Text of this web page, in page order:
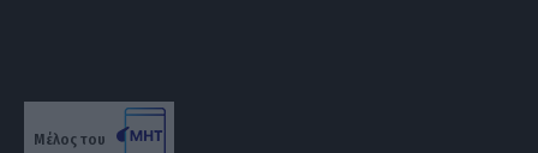
Μέλος του